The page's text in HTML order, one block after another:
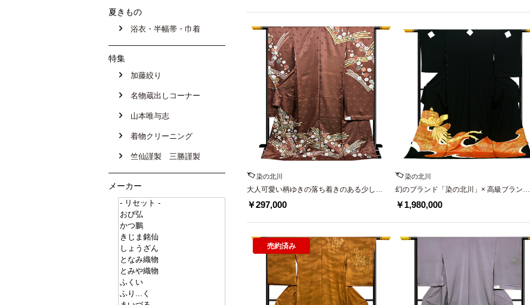
夏きもの
浴衣・半幅帯・巾着
特集
加藤絞り
名物蔵出しコーナー
山本唯与志
着物クリーニング
竺仙謹製 三勝謹製
メーカー
染の北川
大人可愛い柄ゆきの落ち着きのある少し変
わった色彩感覚 幻のブランド染の北川
本染金彩振袖
￥297,000
染の北川
幻のブランド「染の北川」× 高級ブランド
「伊可田屋」コラボの最高級の逸品黒留袖
【鳳凰】
￥1,980,000
売約済み